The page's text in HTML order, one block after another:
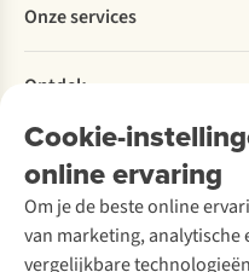
Cookie-
online ervaring
Om je de beste online
van marketing,
vergelijkbare
Levering
Retourneren
Bestelling herroepen
Garantie
Contact
Explore More
Verantwoord ondernemen
Over Ayacucho
Onze winkels
Over A.S.Adventure
Toegankelijkheidsverklaring
Onze services
Ski-onderhoud
Wasservice
Schoenonderhoud
Schoenherstelling
Kledingherstelling
Ontdek
A.S.Magazine
Podcast
Explore Academy
Explore Camp
Gear Check
Meld je aan voor de